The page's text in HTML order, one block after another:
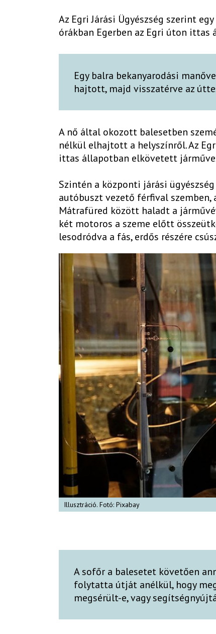
Az Egri Járási Ügyészség szerint
órákban Egerben az Egri úton
Egy balra bekanyarodási
hajtott, majd visszatérve az
A nő által okozott balesetben
nélkül elhajtott a helyszínről. Az
ittas állapotban elkövetett
Szintén a központi járási
autóbuszt vezető férfival szemben,
Mátrafüred között haladt a
két motoros a szeme előtt
lesodródva a fás, erdős részére
Illusztráció. Fotó: Pixabay
A sofőr a balesetet követően
folytatta útját anélkül, hogy
megsérült-e, vagy